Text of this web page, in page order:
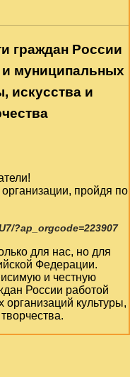
граждан России
и муниципальных
искусства и
пройдя по
?ap_orgcode=223907
для нас, но для
Федерации.
и честную
России работой
культуры,